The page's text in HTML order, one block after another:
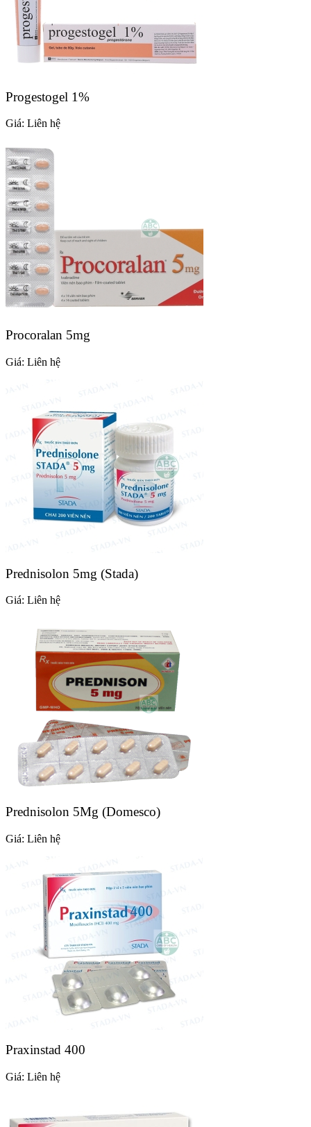
Progestogel 1%
Giá: Liên hệ
Procoralan 5mg
Giá: Liên hệ
Prednisolon 5mg (Stada)
Giá: Liên hệ
Prednisolon 5Mg (Domesco)
Giá: Liên hệ
Praxinstad 400
Giá: Liên hệ